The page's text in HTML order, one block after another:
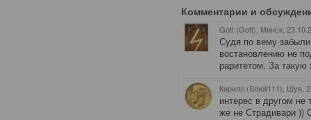
Комментарии и
Gott (Gott), Минск ,
Судя по вему забыли
востановлению не
раритетом. За
Кирилл (Smoll111), Шуя ,
интерес в другом не
же не Страдивари ))